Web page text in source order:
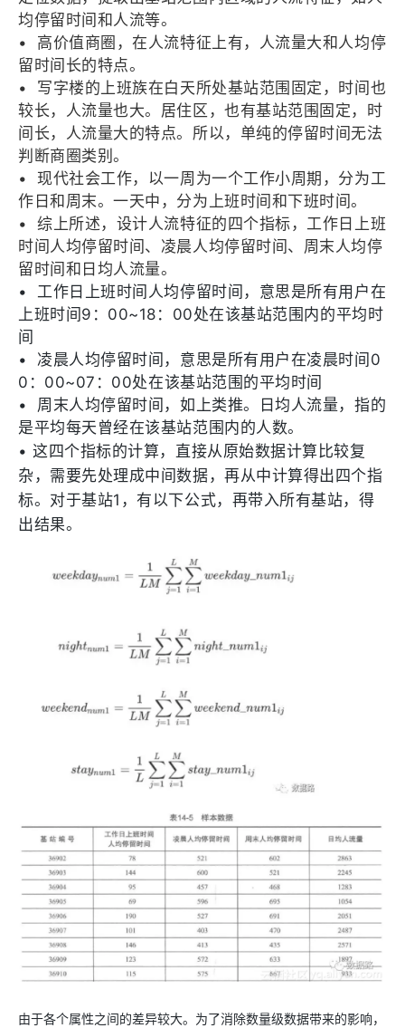
均停留时间和人流等。
•
高价值商圈，在人流特征上有，人流量大和人均停
留时间长的特点。
•
写字楼的上班族在白天所处基站范围固定，时间也
较长，人流量也大。居住区，也有基站范围固定，时
间长，人流量大的特点。所以，单纯的停留时间无法
判断商圈类别。
•
现代社会工作，以一周为一个工作小周期，分为工
作日和周末。一天中，分为上班时间和下班时间。
•
综上所述，设计人流特征的四个指标，工作日上班
时间人均停留时间、凌晨人均停留时间、周末人均停
留时间和日均人流量。
•
工作日上班时间人均停留时间，意思是所有用户在
上班时间9：00~18：00处在该基站范围内的平均时
间
•
凌晨人均停留时间，意思是所有用户在凌晨时间0
0：00~07：00处在该基站范围的平均时间
•
周末人均停留时间，如上类推。日均人流量，指的
是平均每天曾经在该基站范围内的人数。
•这四个指标的计算，直接从原始数据计算比较复
杂，需要先处理成中间数据，再从中计算得出四个指
标。对于基站1，有以下公式，再带入所有基站，得
出结果。
由于各个属性之间的差异较大。为了消除数量级数据带来的影响，